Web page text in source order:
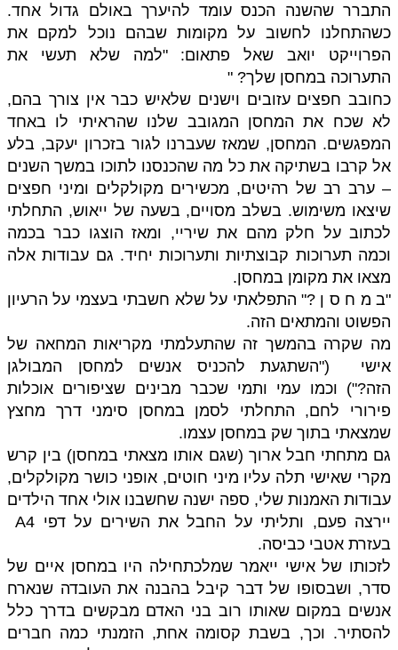
התברר שהשנה הכנס עומד להיערך באולם גדול אחד.
כשהתחלנו לחשוב על מקומות שבהם נוכל למקם את
הפרוייקט יואב שאל פתאום: "למה שלא תעשי את
התערוכה במחסן שלך? "
כחובב חפצים עזובים וישנים שלאיש כבר אין צורך בהם,
לא שכח את המחסן המגובב שלנו שהראיתי לו באחד
המפגשים. המחסן, שמאז שעברנו לגור בזכרון יעקב, בלע
אל קרבו בשתיקה את כל מה שהכנסנו לתוכו במשך השנים
– ערב רב של רהיטים, מכשירים מקולקלים ומיני חפצים
שיצאו משימוש. בשלב מסויים, בשעה של ייאוש, התחלתי
לכתוב על חלק מהם את שיריי, ומאז הוצגו כבר בכמה
וכמה תערוכות קבוצתיות ותערוכות יחיד. גם עבודות אלה
מצאו את מקומן במחסן.
"ב מ ח ס ן ?" התפלאתי על שלא חשבתי בעצמי על הרעיון
הפשוט והמתאים הזה.
מה שקרה בהמשך זה שהתעלמתי מקריאות המחאה של
אישי
("השתגעת להכניס אנשים למחסן המבולגן
הזה?") וכמו עמי ותמי שכבר מבינים שציפורים אוכלות
פירורי לחם, התחלתי לסמן במחסן סימני דרך מחצץ
שמצאתי בתוך שק במחסן עצמו.
גם מתחתי חבל ארוך (שגם אותו מצאתי במחסן) בין קרש
מקרי שאישי תלה עליו מיני חוטים, אופני כושר מקולקלים,
עבודות האמנות שלי, ספה ישנה שחשבנו אולי אחד הילדים
יירצה פעם, ותליתי על החבל את השירים על דפי A4
בעזרת אטבי כביסה.
לזכותו של אישי ייאמר שמלכתחילה היו במחסן איים של
סדר, ושבסופו של דבר קיבל בהבנה את העובדה שנארח
אנשים במקום שאותו רוב בני האדם מבקשים בדרך כלל
להסתיר. וכך, בשבת קסומה אחת, הזמנתי כמה חברים